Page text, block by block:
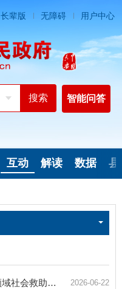
长辈版 无障碍 用户中心
智能问答
互动 解读 数据 县
2026-06-22
访谈公告（第86期）—— 民政领域社会救助政策解读